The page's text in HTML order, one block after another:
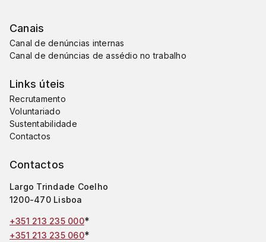
Canais
Canal de denúncias internas
Canal de denúncias de assédio no trabalho
Links úteis
Recrutamento
Voluntariado
Sustentabilidade
Contactos
Contactos
Largo Trindade Coelho
1200-470 Lisboa
+351 213 235 000*
+351 213 235 060*